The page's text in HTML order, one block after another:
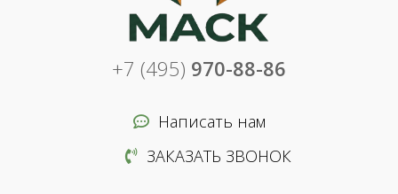
+7 (495) 970-88-86
Написать нам
ЗАКАЗАТЬ ЗВОНОК